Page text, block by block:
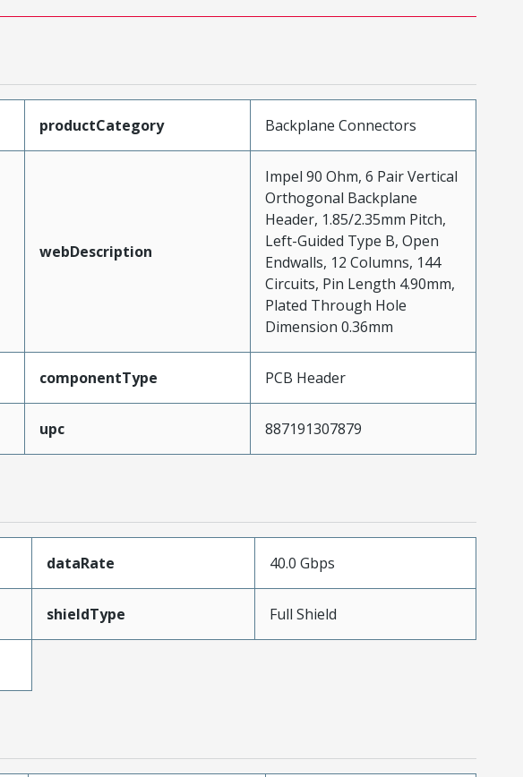
productCategory Backplane Connectors
webDescription
Impel 90 Ohm, 6 Pair Vertical
Orthogonal Backplane
Header, 1.85/2.35mm Pitch,
Left-Guided Type B, Open
Endwalls, 12 Columns, 144
Circuits, Pin Length 4.90mm,
Plated Through Hole
Dimension 0.36mm
componentType PCB Header
upc 887191307879
dataRate 40.0 Gbps
shieldType Full Shield